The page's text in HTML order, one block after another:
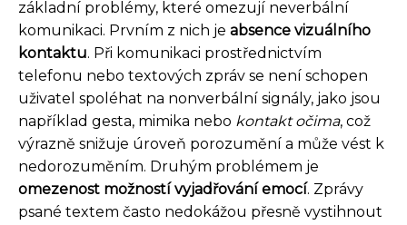
základní problémy, které omezují neverbální
komunikaci. Prvním z nich je absence vizuálního
kontaktu. Při komunikaci prostřednictvím
telefonu nebo textových zpráv se není schopen
uživatel spoléhat na nonverbální signály, jako jsou
například gesta, mimika nebo kontakt očima, což
výrazně snižuje úroveň porozumění a může vést k
nedorozuměním. Druhým problémem je
omezenost možností vyjadřování emocí. Zprávy
psané textem často nedokážou přesně vystihnout